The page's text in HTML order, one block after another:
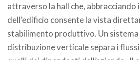
attraverso la hall che,
dell’edificio consente la vista
stabilimento produttivo. Un sistema
distribuzione verticale separa i